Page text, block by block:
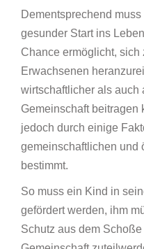
Dementsprechend
gesunder Start ins
Chance ermöglicht,
Erwachsenen
wirtschaftlicher als auch
Gemeinschaft beitragen
jedoch durch einige
gemeinschaftlichen und
bestimmt.
So muss ein Kind in
gefördert werden, ihm
Schutz aus dem